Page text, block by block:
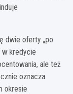
dwie oferty „po
w kredycie
ale też
oznacza
okresie